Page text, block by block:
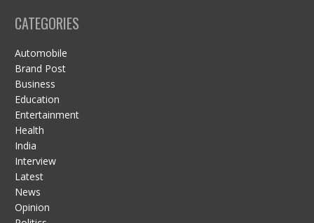
CATEGORIES
Automobile
Brand Post
Business
Education
Entertainment
Health
India
Interview
Latest
News
Opinion